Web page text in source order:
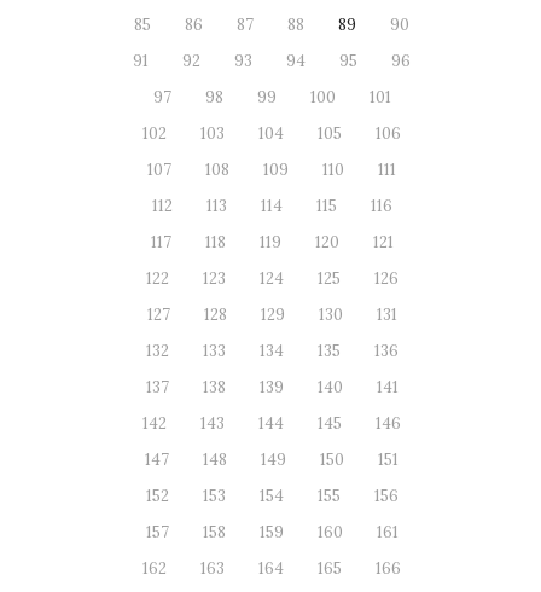
85
86 87 88 89
90
91
92 93 94 95
96
97
98 99 100
101
102
103 104 105
106
107
108 109 110
111
112
113 114 115
116
117
118 119 120
121
122
123 124 125
126
127
128 129 130
131
132
133 134 135
136
137
138 139 140
141
142
143 144 145
146
147
148 149 150
151
152
153 154 155
156
157
158 159 160
161
162
163 164 165
166